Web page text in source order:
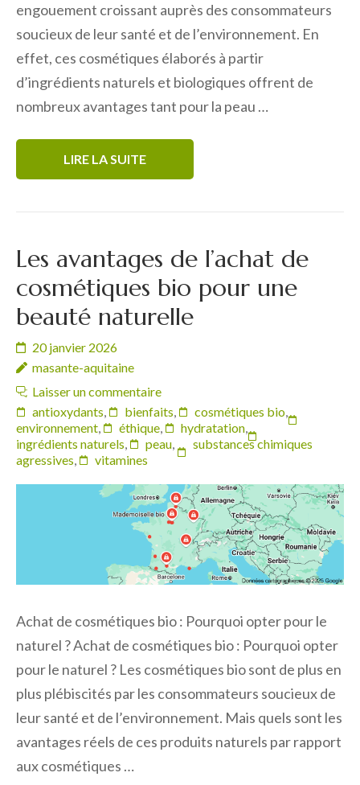
engouement croissant auprès des consommateurs
soucieux de leur santé et de l’environnement. En
effet, ces cosmétiques élaborés à partir
d’ingrédients naturels et biologiques offrent de
nombreux avantages tant pour la peau …
LIRE LA SUITE
Les avantages de l’achat de
cosmétiques bio pour une
beauté naturelle
20 janvier 2026
masante-aquitaine
Laisser un commentaire
antioxydants, bienfaits, cosmétiques bio,
environnement, éthique, hydratation,
ingrédients naturels, peau,
substances chimiques
agressives, vitamines
Achat de cosmétiques bio : Pourquoi opter pour le
naturel ? Achat de cosmétiques bio : Pourquoi opter
pour le naturel ? Les cosmétiques bio sont de plus en
plus plébiscités par les consommateurs soucieux de
leur santé et de l’environnement. Mais quels sont les
avantages réels de ces produits naturels par rapport
aux cosmétiques …